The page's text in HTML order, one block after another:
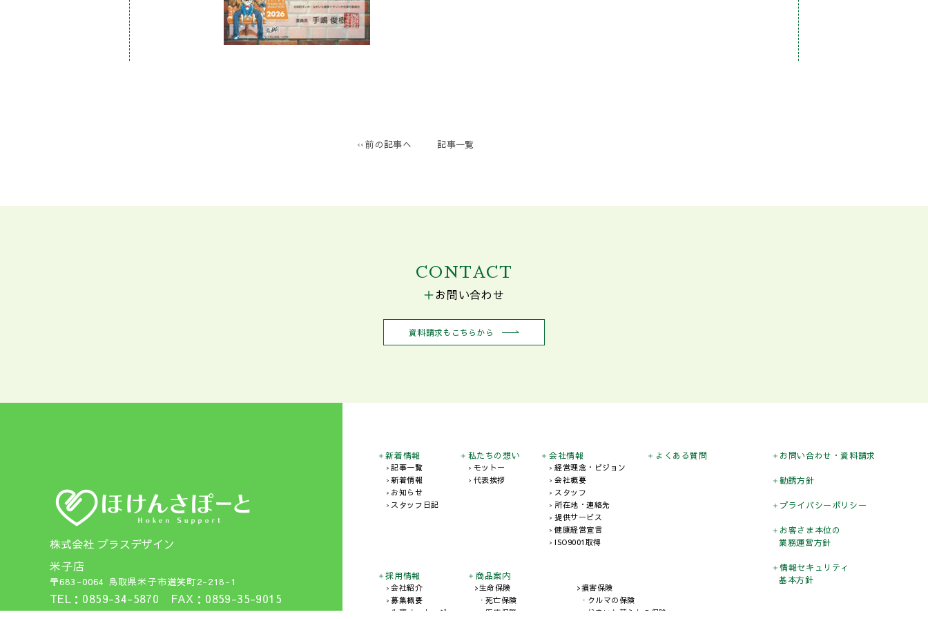
前の記事へ 記事一覧
CONTACT
お問い合わせ
資料請求もこちらから
株式会社 プラスデザイン
米子店
〒683-0064 鳥取県米子市道笑町2-218-1
TEL：0859-34-5870 FAX：0859-35-9015
新着情報
記事一覧
新着情報
お知らせ
スタッフ日記
私たちの想い
モットー
代表挨拶
会社情報
経営理念・ビジョン
会社概要
スタッフ
所在地・連絡先
提供サービス
健康経営宣言
ISO9001取得
よくある質問
採用情報
会社紹介
募集概要
先輩メッセージ
商品案内
生命保険
死亡保険
医療保障
損害保険
クルマの保険
住まいと暮らしの保険
お問い合わせ ・資料請求
勧誘方針
プライバシーポリシー
お客さま本位の
業務運営方針
情報セキュリティ
基本方針